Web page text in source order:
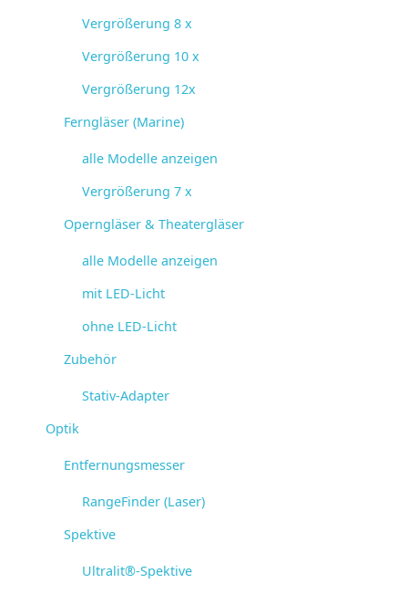
Vergrößerung 8 x
Vergrößerung 10 x
Vergrößerung 12x
Ferngläser (Marine)
alle Modelle anzeigen
Vergrößerung 7 x
Operngläser & Theatergläser
alle Modelle anzeigen
mit LED-Licht
ohne LED-Licht
Zubehör
Stativ-Adapter
Optik
Entfernungsmesser
RangeFinder (Laser)
Spektive
Ultralit®-Spektive